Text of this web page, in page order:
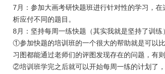
7月：参加大画考研快题班进行针对性的学习，
析应付不同的题目。
8月：坚持每周一练快题（其实我就是坚持了训练）
①参加快题的培训班的一个很大的帮助就是可以
习图都能通过老师们的评图发现存在的问题，有
②培训班学完之后就可以开始每周一练的计划了